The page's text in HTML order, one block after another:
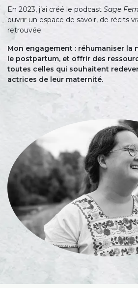
En 2023, j’ai créé le podcast Sage
ouvrir un espace de savoir, de récits
retrouvée.
Mon engagement : réhumaniser la
le postpartum, et offrir des
toutes celles qui souhaitent
actrices de leur maternité.